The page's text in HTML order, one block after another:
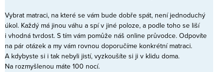
Vybrat matraci, na které se vám bude dobře spát, není jednoduchý
úkol. Každý má jinou váhu a spí v jiné poloze, a podle toho se liší
i vhodná tvrdost. S tím vám pomůže náš online průvodce. Odpovíte
na pár otázek a my vám rovnou doporučíme konkrétní matraci.
A kdybyste si i tak nebyli jistí, vyzkoušíte si ji v klidu doma.
Na rozmyšlenou máte 100 nocí.